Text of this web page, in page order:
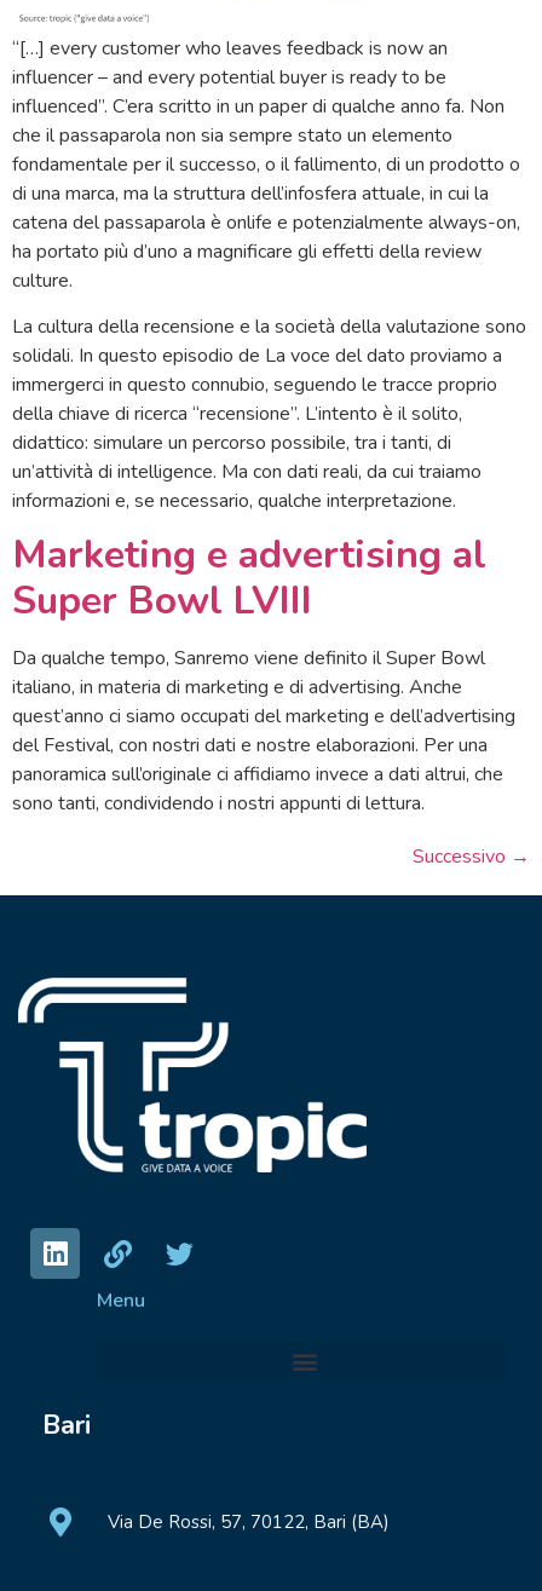
“[…] every customer who leaves feedback is now an
influencer – and every potential buyer is ready to be
influenced”. C’era scritto in un paper di qualche anno fa. Non
che il passaparola non sia sempre stato un elemento
fondamentale per il successo, o il fallimento, di un prodotto o
di una marca, ma la struttura dell’infosfera attuale, in cui la
catena del passaparola è onlife e potenzialmente always-on,
ha portato più d’uno a magnificare gli effetti della review
culture.
La cultura della recensione e la società della valutazione sono
solidali. In questo episodio de La voce del dato proviamo a
immergerci in questo connubio, seguendo le tracce proprio
della chiave di ricerca “recensione”. L’intento è il solito,
didattico: simulare un percorso possibile, tra i tanti, di
un’attività di intelligence. Ma con dati reali, da cui traiamo
informazioni e, se necessario, qualche interpretazione.
Marketing e advertising al
Super Bowl LVIII
Da qualche tempo, Sanremo viene definito il Super Bowl
italiano, in materia di marketing e di advertising. Anche
quest’anno ci siamo occupati del marketing e dell’advertising
del Festival, con nostri dati e nostre elaborazioni. Per una
panoramica sull’originale ci affidiamo invece a dati altrui, che
sono tanti, condividendo i nostri appunti di lettura.
Successivo →
Menu
Bari
Via De Rossi, 57, 70122, Bari (BA)